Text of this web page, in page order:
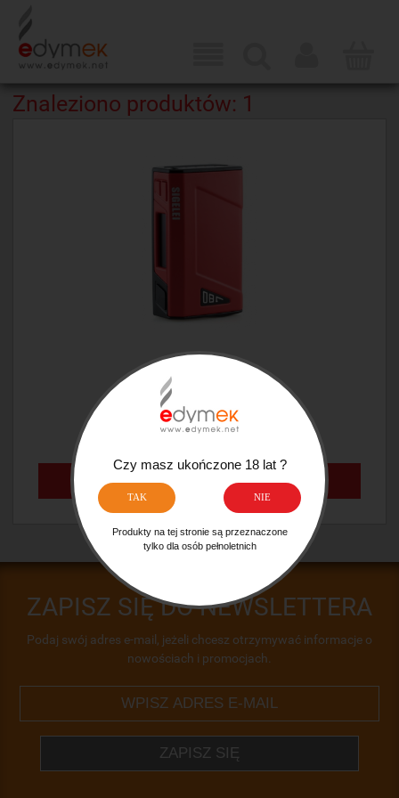
Znaleziono produktów: 1
SIGELEI J80 BOX
POWIADOM O DOSTĘPNOŚCI
ZAPISZ SIĘ DO NEWSLETTERA
Podaj swój adres e-mail, jeżeli chcesz otrzymywać informacje o
nowościach i promocjach.
ZAPISZ SIĘ
Czy masz ukończone 18 lat ?
TAK NIE
Produkty na tej stronie są przeznaczone
tylko dla osób pełnoletnich